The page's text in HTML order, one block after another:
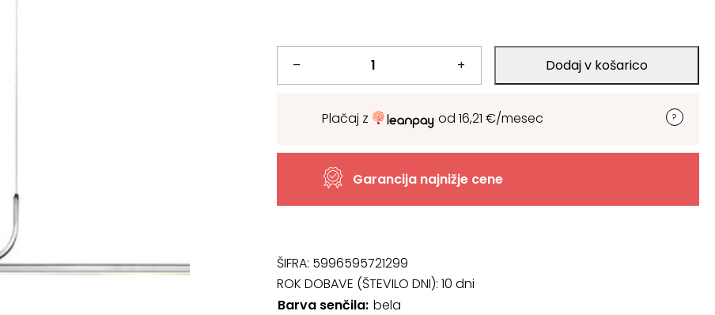
–
Svetilo
+ Dodaj v košarico
Plačaj z od 16,21 €/mesec
Garancija najnižje cene
ŠIFRA: 5996595721299
ROK DOBAVE (ŠTEVILO DNI): 10 dni
Barva senčila bela